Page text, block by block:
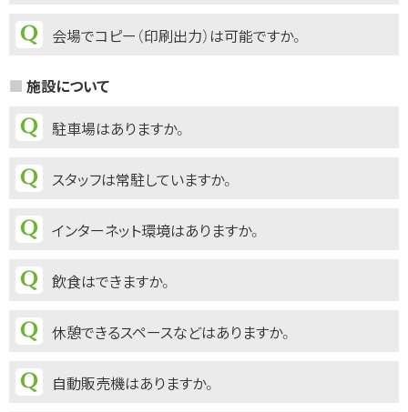
会場でコピー（印刷出力）は可能ですか。
施設について
駐車場はありますか。
スタッフは常駐していますか。
インターネット環境はありますか。
飲食はできますか。
休憩できるスペースなどはありますか。
自動販売機はありますか。